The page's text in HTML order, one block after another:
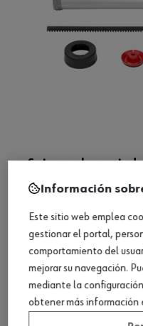
Set complement.
Información
Este sitio web emplea
gestionar el portal,
comportamiento del
mejorar su navegación.
mediante la
obtener más información